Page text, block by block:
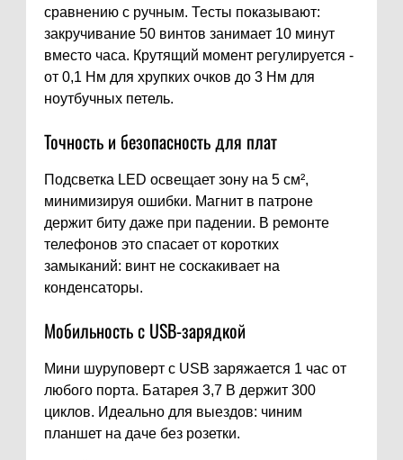
сравнению с ручным. Тесты показывают:
закручивание 50 винтов занимает 10 минут
вместо часа. Крутящий момент регулируется -
от 0,1 Нм для хрупких очков до 3 Нм для
ноутбучных петель.
Точность и безопасность для плат
Подсветка LED освещает зону на 5 см²,
минимизируя ошибки. Магнит в патроне
держит биту даже при падении. В ремонте
телефонов это спасает от коротких
замыканий: винт не соскакивает на
конденсаторы.
Мобильность с USB-зарядкой
Мини шуруповерт с USB заряжается 1 час от
любого порта. Батарея 3,7 В держит 300
циклов. Идеально для выездов: чиним
планшет на даче без розетки.